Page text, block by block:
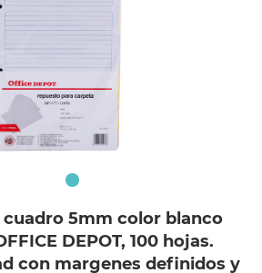
5mm color blanco
DEPOT, 100 hojas.
con margenes definidos y